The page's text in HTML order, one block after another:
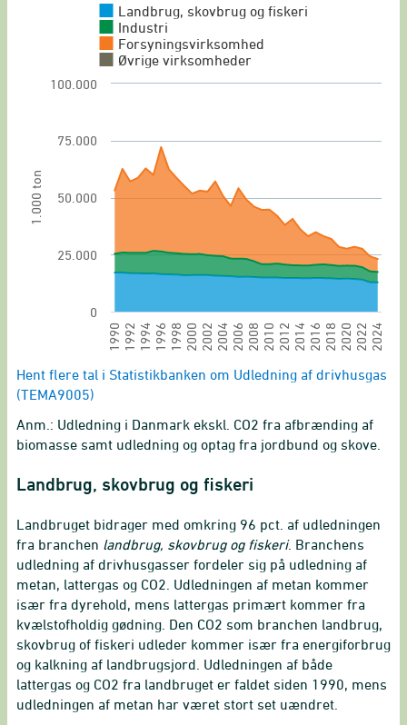
Udledning af drivhusgas
View as data table, Udledning fra forskellige
The chart has 1 X axis displaying categories.
1.000 ton
Landbrug, skovbrug og fiskeri
Industri
Forsyningsvirksomhed
Øvrige virksomheder
1990 1992 1994 1996 1998 2000 2002 2004 2006 2008 2010 2012 2014 2016 2018 2020 2022 2024
0
25.000
50.000
75.000
100.000
End of interactive chart.
Hent flere tal i Statistikbanken om Udledning af drivhusgas
(TEMA9005)
Anm.: Udledning i Danmark ekskl. CO2 fra afbrænding af
biomasse samt udledning og optag fra jordbund og skove.
Landbrug, skovbrug og fiskeri
Landbruget bidrager med omkring 96 pct. af udledningen
fra branchen landbrug, skovbrug og fiskeri. Branchens
udledning af drivhusgasser fordeler sig på udledning af
metan, lattergas og CO2. Udledningen af metan kommer
især fra dyrehold, mens lattergas primært kommer fra
kvælstofholdig gødning. Den CO2 som branchen landbrug,
skovbrug of fiskeri udleder kommer især fra energiforbrug
og kalkning af landbrugsjord. Udledningen af både
lattergas og CO2 fra landbruget er faldet siden 1990, mens
udledningen af metan har været stort set uændret.